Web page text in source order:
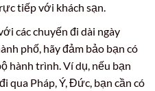
tiếp với khách sạn.
các chuyến đi dài ngày
phố, hãy đảm bảo bạn có
hành trình. Ví dụ, nếu bạn
qua Pháp, Ý, Đức, bạn cần có